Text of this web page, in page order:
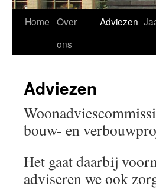
Spring
Home Over
ons
Adviezen
Adviezen
bouw- en
Het gaat daarbij
adviseren we ook